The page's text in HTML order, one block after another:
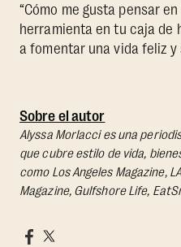
“Cómo me gusta pensar
herramienta en tu caja de
a fomentar una vida feliz y
Sobre el autor
Alyssa Morlacci es una
que cubre estilo de vida,
como Los Angeles Magazine,
Magazine, Gulfshore Life,